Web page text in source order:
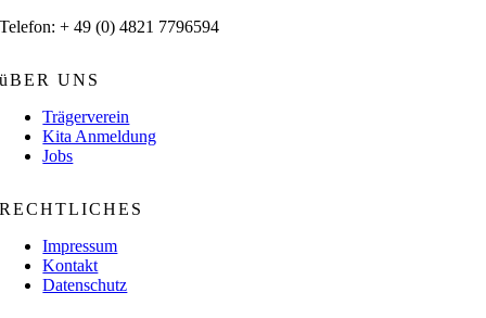
Telefon: + 49 (0) 4821 7796594
üBER UNS
Trägerverein
Kita Anmeldung
Jobs
RECHTLICHES
Impressum
Kontakt
Datenschutz